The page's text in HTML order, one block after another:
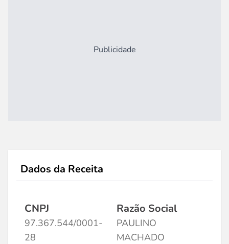
Publicidade
Dados da Receita
CNPJ
97.367.544/0001-
28
Razão Social
PAULINO
MACHADO